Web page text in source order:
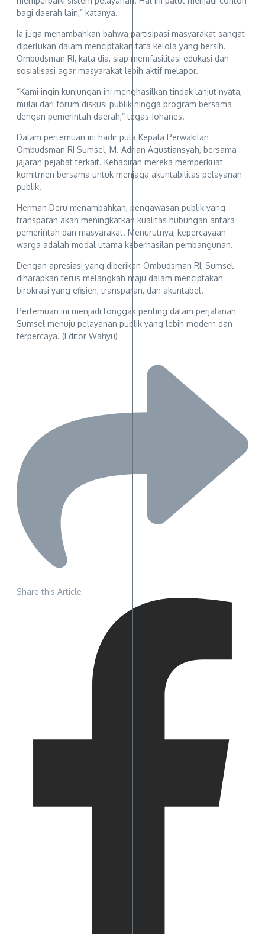
bagi daerah lain,” katanya.
Ia juga menambahkan bahwa partisipasi masyarakat sangat
diperlukan dalam menciptakan tata kelola yang bersih.
Ombudsman RI, kata dia, siap memfasilitasi edukasi dan
sosialisasi agar masyarakat lebih aktif melapor.
“Kami ingin kunjungan ini menghasilkan tindak lanjut nyata,
mulai dari forum diskusi publik hingga program bersama
dengan pemerintah daerah,” tegas Johanes.
Dalam pertemuan ini hadir pula Kepala Perwakilan
Ombudsman RI Sumsel, M. Adrian Agustiansyah, bersama
jajaran pejabat terkait. Kehadiran mereka memperkuat
komitmen bersama untuk menjaga akuntabilitas pelayanan
publik.
Herman Deru menambahkan, pengawasan publik yang
transparan akan meningkatkan kualitas hubungan antara
pemerintah dan masyarakat. Menurutnya, kepercayaan
warga adalah modal utama keberhasilan pembangunan.
Dengan apresiasi yang diberikan Ombudsman RI, Sumsel
diharapkan terus melangkah maju dalam menciptakan
birokrasi yang efisien, transparan, dan akuntabel.
Pertemuan ini menjadi tonggak penting dalam perjalanan
Sumsel menuju pelayanan publik yang lebih modern dan
terpercaya. (Editor Wahyu)
Share this Article